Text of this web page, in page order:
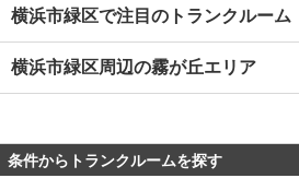
横浜市緑区で注目のトランクルーム
横浜市緑区周辺の霧が丘エリア
条件からトランクルームを探す